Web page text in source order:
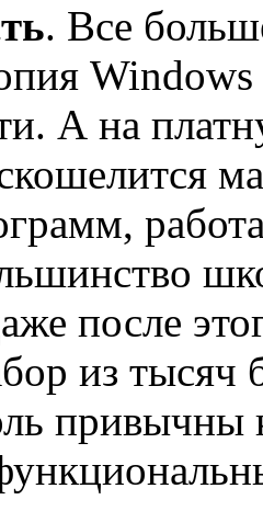
. Все
А на
после
из